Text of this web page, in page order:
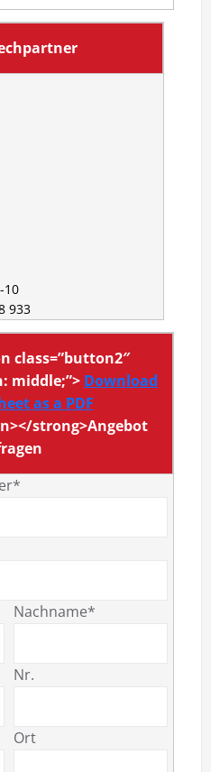
10
933
class=”button2″
middle;”> Download
as a PDF
strong>Angebot
Nachname*
Nr.
Ort